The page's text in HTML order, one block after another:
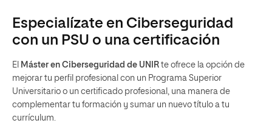
Especialízate en Ciberseguridad
con un PSU o una certificación
El Máster en Ciberseguridad de UNIR te ofrece la opción de
mejorar tu perfil profesional con un Programa Superior
Universitario o un certificado profesional, una manera de
complementar tu formación y sumar un nuevo título a tu
currículum.